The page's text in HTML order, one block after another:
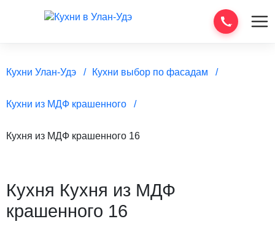
Кухни Улан-Удэ Кухни выбор по фасадам
Кухни из МДФ крашенного
Кухня из МДФ крашенного 16
Кухня Кухня из МДФ
крашенного 16